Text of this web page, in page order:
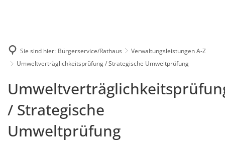
Sie sind hier: Bürgerservice/Rathaus
Verwaltungsleistungen A-Z
Umweltverträglichkeitsprüfung / Strategische Umweltprüfung
/ Strategische
Umweltprüfung